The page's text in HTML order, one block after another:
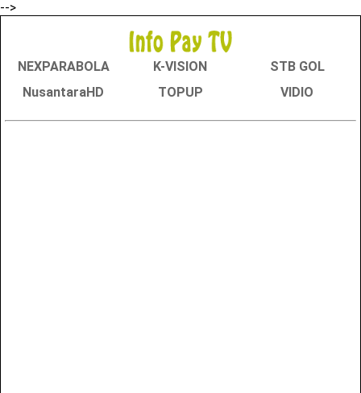
-->
NEXPARABOLA K-VISION
STB GOL
NusantaraHD
TOPUP VIDIO